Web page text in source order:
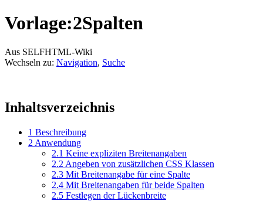
Vorlage:2Spalten
Aus SELFHTML-Wiki
Wechseln zu: Navigation, Suche
Inhaltsverzeichnis
1 Beschreibung
2 Anwendung
2.1 Keine expliziten Breitenangaben
2.2 Angeben von zusätzlichen CSS Klassen
2.3 Mit Breitenangabe für eine Spalte
2.4 Mit Breitenangaben für beide Spalten
2.5 Festlegen der Lückenbreite